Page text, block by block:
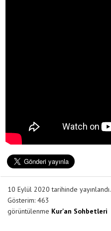
10 Eylül 2020 tarihinde yayınlandı.
Gösterim: 463
görüntülenme Kur'an Sohbetleri